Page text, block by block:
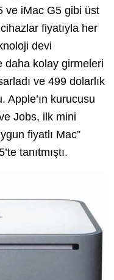
ve iMac G5 gibi üst
fiyatıyla her
devi
daha kolay girmeleri
ve 499 dolarlık
Apple’ın kurucusu
Jobs, ilk mini
fiyatlı Mac”
tanıtmıştı.